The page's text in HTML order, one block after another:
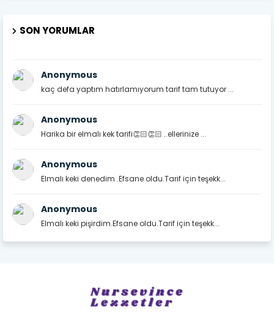
SON YORUMLAR
Anonymous
kaç defa yaptım hatırlamıyorum tarif tam tutuyor ...
Anonymous
Harika bir elmalı kek tarifi👏🏻👏🏻 ..ellerinize ...
Anonymous
Elmalı keki denedim .Efsane oldu.Tarif için teşekk...
Anonymous
Elmalı keki pişirdim.Efsane oldu.Tarif için teşekk...